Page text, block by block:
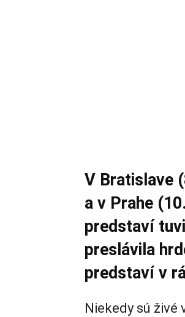
V Bratislave
a v Prahe
predstaví
preslávila
predstaví v
Niekedy sú